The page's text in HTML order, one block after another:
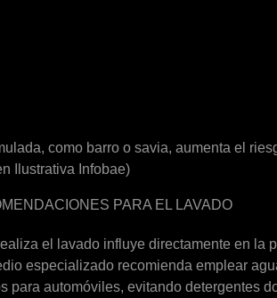
como barro o savia, aumenta el
Ilustrativa Infobae)
PARA EL LAVADO
el lavado influye directamente en la
especializado recomienda emplear
para automóviles, evitando detergentes